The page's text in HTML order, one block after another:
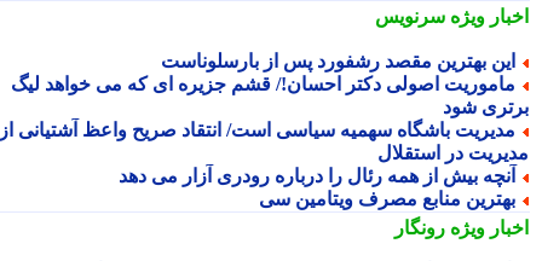
ویژهسرنویس
بهترین مقصد رشفورد پس از بارسلوناست
اصولی دکتر احسان!/ قشم جزیره ای که می خواهد لیگ
شود
باشگاه سهمیه سیاسی است/ انتقاد صریح واعظ آشتیانی از
در استقلال
بیش از همه رئال را درباره رودری آزار می دهد
منابع مصرف ویتامین سی
ویژهرونگار